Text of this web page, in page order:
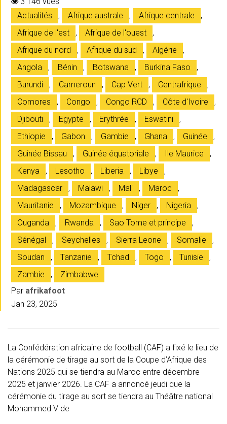
Actualités
, Afrique australe , Afrique centrale
,
Afrique de l'est
, Afrique de l'ouest
,
Afrique du nord
, Afrique du sud , Algérie
,
Angola
, Bénin , Botswana , Burkina Faso
,
Burundi
, Cameroun , Cap Vert , Centrafrique
,
Comores
, Congo , Congo RCD , Côte d'Ivoire
,
Djibouti
, Egypte , Erythrée , Eswatini
,
Ethiopie
, Gabon , Gambie , Ghana , Guinée
,
Guinée Bissau
, Guinée équatoriale , Ile Maurice
,
Kenya
, Lesotho , Liberia , Libye
,
Madagascar
, Malawi , Mali , Maroc
,
Mauritanie
, Mozambique , Niger , Nigeria
,
Ouganda
, Rwanda , Sao Tome et principe
,
Sénégal
, Seychelles , Sierra Leone , Somalie
,
Soudan
, Tanzanie , Tchad , Togo , Tunisie
,
Zambie
,
Zimbabwe
Par afrikafoot
Jan 23, 2025
La Confédération africaine de football (CAF) a fixé le lieu de
la cérémonie de tirage au sort de la Coupe d’Afrique des
Nations 2025 qui se tiendra au Maroc entre décembre
2025 et janvier 2026. La CAF a annoncé jeudi que la
cérémonie du tirage au sort se tiendra au Théâtre national
Mohammed V de